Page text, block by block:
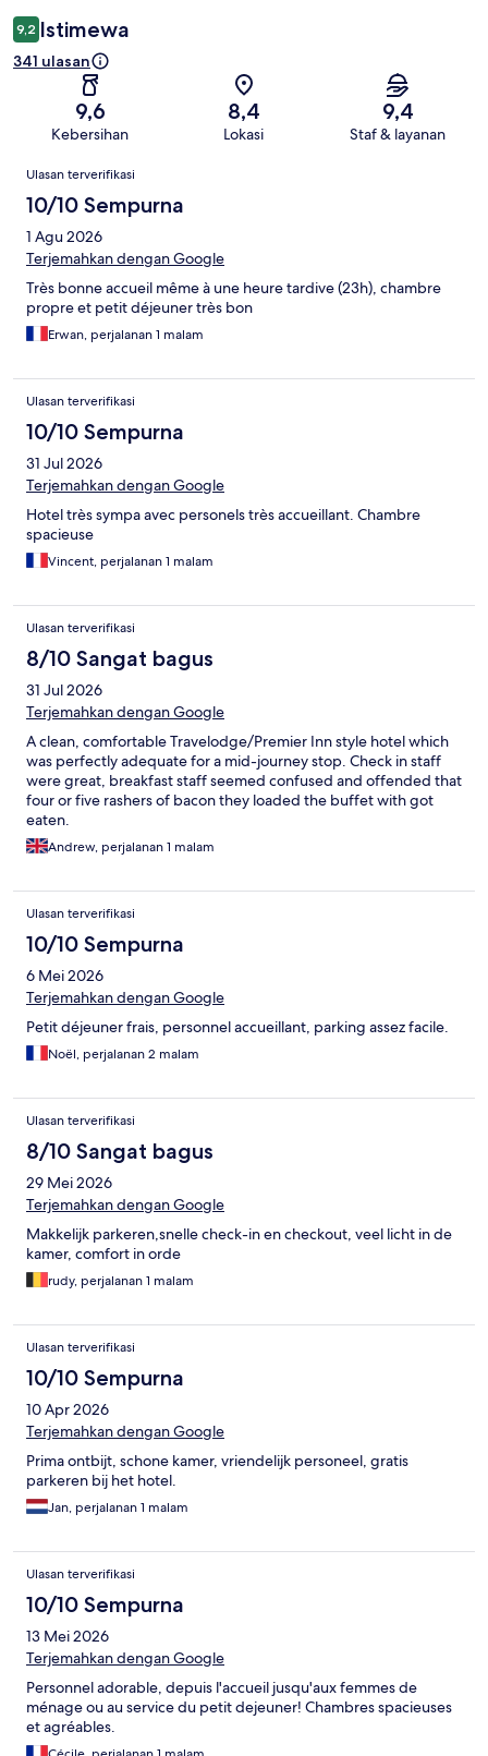
9,2 Istimewa
341 ulasan
9,6
Kebersihan
8,4
Lokasi
9,4
Staf & layanan
Ulasan
Ulasan terverifikasi
10/10 Sempurna
1 Agu 2026
Terjemahkan dengan Google
Très bonne accueil même à une heure tardive (23h), chambre
propre et petit déjeuner très bon
Erwan, perjalanan 1 malam
Ulasan terverifikasi
10/10 Sempurna
31 Jul 2026
Terjemahkan dengan Google
Hotel très sympa avec personels très accueillant. Chambre
spacieuse
Vincent, perjalanan 1 malam
Ulasan terverifikasi
8/10 Sangat bagus
31 Jul 2026
Terjemahkan dengan Google
A clean, comfortable Travelodge/Premier Inn style hotel which
was perfectly adequate for a mid-journey stop. Check in staff
were great, breakfast staff seemed confused and offended that
four or five rashers of bacon they loaded the buffet with got
eaten.
Andrew, perjalanan 1 malam
Ulasan terverifikasi
10/10 Sempurna
6 Mei 2026
Terjemahkan dengan Google
Petit déjeuner frais, personnel accueillant, parking assez facile.
Noël, perjalanan 2 malam
Ulasan terverifikasi
8/10 Sangat bagus
29 Mei 2026
Terjemahkan dengan Google
Makkelijk parkeren,snelle check-in en checkout, veel licht in de
kamer, comfort in orde
rudy, perjalanan 1 malam
Ulasan terverifikasi
10/10 Sempurna
10 Apr 2026
Terjemahkan dengan Google
Prima ontbijt, schone kamer, vriendelijk personeel, gratis
parkeren bij het hotel.
Jan, perjalanan 1 malam
Ulasan terverifikasi
10/10 Sempurna
13 Mei 2026
Terjemahkan dengan Google
Personnel adorable, depuis l'accueil jusqu'aux femmes de
ménage ou au service du petit dejeuner! Chambres spacieuses
et agréables.